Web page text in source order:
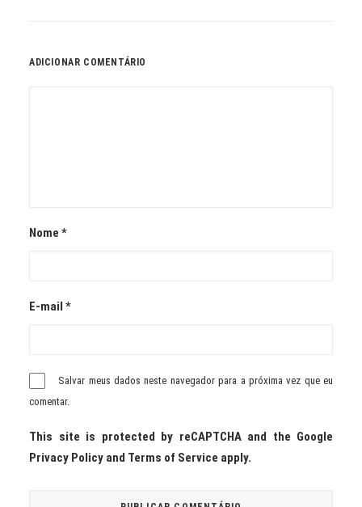
ADICIONAR COMENTÁRIO
Nome *
E-mail *
Salvar meus dados neste navegador para a próxima vez que eu
comentar.
This site is protected by reCAPTCHA and the Google
Privacy Policy and Terms of Service apply.